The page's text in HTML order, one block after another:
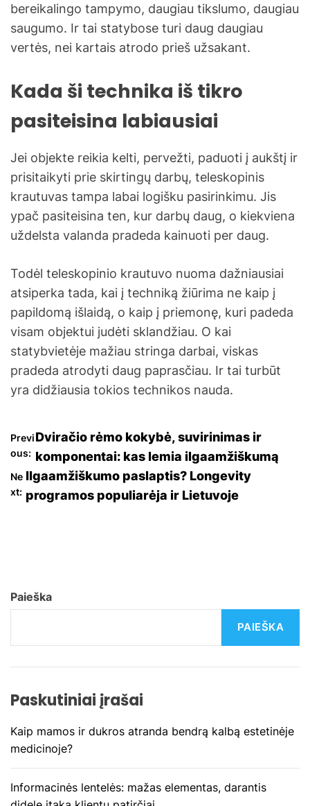
bereikalingo tampymo, daugiau tikslumo, daugiau
saugumo. Ir tai statybose turi daug daugiau
vertės, nei kartais atrodo prieš užsakant.
Kada ši technika iš tikro
pasiteisina labiausiai
Jei objekte reikia kelti, pervežti, paduoti į aukštį ir
prisitaikyti prie skirtingų darbų, teleskopinis
krautuvas tampa labai logišku pasirinkimu. Jis
ypač pasiteisina ten, kur darbų daug, o kiekviena
uždelsta valanda pradeda kainuoti per daug.
Todėl teleskopinio krautuvo nuoma dažniausiai
atsiperka tada, kai į techniką žiūrima ne kaip į
papildomą išlaidą, o kaip į priemonę, kuri padeda
visam objektui judėti sklandžiau. O kai
statybvietėje mažiau stringa darbai, viskas
pradeda atrodyti daug paprasčiau. Ir tai turbūt
yra didžiausia tokios technikos nauda.
N
a
v
a
i
a
t
a
r
Previ
ous:
Dviračio rėmo kokybė, suvirinimas ir
komponentai: kas lemia ilgaamžiškumą
Ne
xt:
Ilgaamžiškumo paslaptis? Longevity
programos populiarėja ir Lietuvoje
Paieška
PAIEŠKA
Paskutiniai įrašai
Kaip mamos ir dukros atranda bendrą kalbą estetinėje
medicinoje?
Informacinės lentelės: mažas elementas, darantis